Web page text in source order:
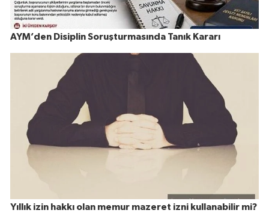
AYM’den Disiplin Soruşturmasında Tanık Kararı
Yıllık izin hakkı olan memur mazeret izni kullanabilir mi?